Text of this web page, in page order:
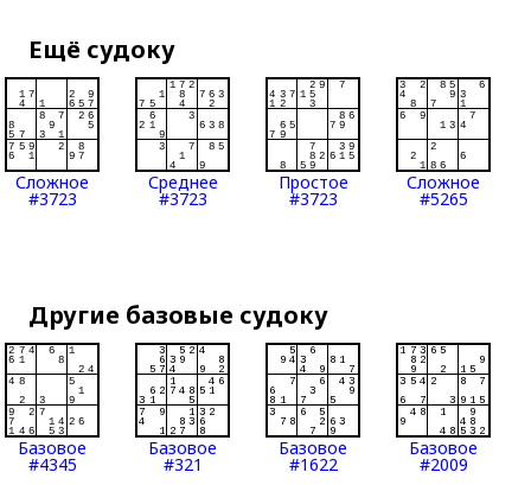
Ещё судоку
Сложное
#3723
Среднее
#3723
Простое
#3723
Сложное
#5265
Другие базовые судоку
Базовое
#4345
Базовое
#321
Базовое
#1622
Базовое
#2009